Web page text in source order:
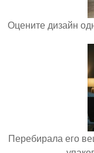
Оцените дизайн
Перебирала его